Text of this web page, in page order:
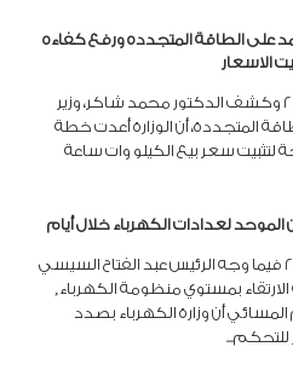
على الطاقة المتجدده ورفع كفاءه
الاسعار
بتاريخ 20/4/2018 وكشف الدكتور محمد شاكر، وزير
المتجددة، أن الوزارة أعدت خطة
لتثبيت سعر بيع الكيلو وات ساعة
الموحد لعدادات الكهرباء خلال أيام
بتاريخ 21/4/2018 فيما وجه الرئيس عبد الفتاح السيسي
بمستوي منظومة الكهرباء‏,‏
المسائي أن وزارة الكهرباء بصدد